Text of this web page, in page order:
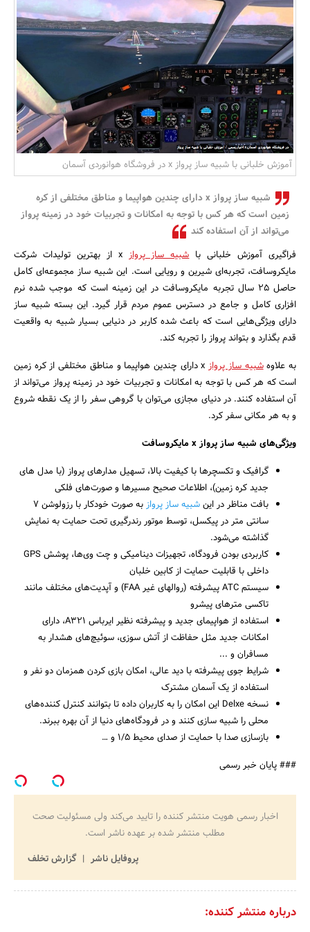
بانک، بیمه و سرمایه
مسکن و ساختمان
آموزش خلبانی با شبیه ساز پرواز x در فروشگاه هوانوردی آسمان
شبیه ساز پرواز x دارای چندین هواپیما و مناطق مختلفی از کره
زمین است که هر کس با توجه به امکانات و تجربیات خود در زمینه پرواز
می‌تواند از آن استفاده کند
فراگیری آموزش خلبانی باشبیه ساز پرواز
x از بهترین تولیدات شرکت
مایکروسافت، تجربه‌ای شیرین و رویایی است. این شبیه ساز مجموعه‌ای کامل
حاصل 25 سال تجربه مایکروسافت در این زمینه است که موجب شده نرم
افزاری کامل و جامع در دسترس عموم مردم قرار گیرد. این بسته شبیه ساز
دارای ویژگی‌هایی است که باعث شده کاربر در دنیایی بسیار شبیه به واقعیت
قدم بگذارد و بتواند پرواز را تجربه کند.
به علاوهشبیه ساز پرواز x دارای چندین هواپیما و مناطق مختلفی از کره زمین
است که هر کس با توجه به امکانات و تجربیات خود در زمینه پرواز می‌تواند از
آن استفاده کنند. در دنیای مجازی می‌توان با گروهی سفر را از یک نقطه شروع
و به هر مکانی سفر کرد.
ویژگی‌های شبیه ساز پرواز x مایکروسافت
گرافیک و تکسچرها با کیفیت بالا، تسهیل مدارهای پرواز (با مدل های
جدید کره زمین)، اطلاعات صحیح مسیرها و صورت‌های فلکی
بافت مناظر در اینشبیه ساز پرواز
به صورت خودکار با رزولوشن ۷
سانتی متر در پیکسل، توسط موتور رندرگیری تحت حمایت به نمایش
گذاشته می‌شود.
کاربردی بودن فرودگاه، تجهیزات دینامیکی و چت وی‌ها، پوشش GPS
داخلی با قابلیت حمایت از کابین خلبان
سیستم ATC پیشرفته (روالهای غیر FAA) و آپدیت‌های مختلف مانند
تاکسی مترهای پیشرو
استفاده از هواپیمای جدید و پیشرفته نظیر ایرباس A321، دارای
امکانات جدید مثل حفاظت از آتش سوزی، سوئیچ‌های هشدار به
مسافران و ...
شرایط جوی پیشرفته با دید عالی، امکان بازی کردن همزمان دو نفر و
استفاده از یک آسمان مشترک
نسخه Delxe این امکان را به کاربران داده تا بتوانند کنترل کننده‌های
محلی را شبیه سازی کنند و در فرودگاه‌های دنیا از آن بهره ببرند.
بازسازی صدا با حمایت از صدای محیط ۱/۵ و …
### پایان خبر رسمی
اخبار رسمی هویت منتشر کننده را تایید می‌کند ولی مسئولیت صحت
مطلب منتشر شده بر عهده ناشر است.
پروفایل ناشر
گزارش تخلف
درباره منتشر کننده: